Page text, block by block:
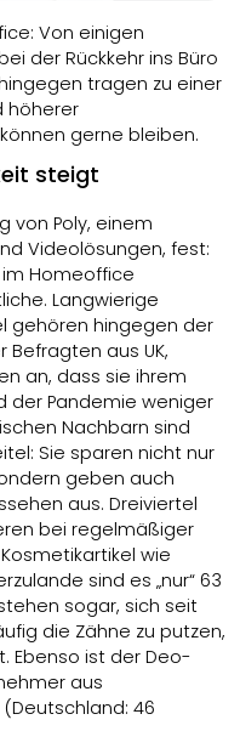
Von einigen
der Rückkehr ins Büro
tragen zu einer
höherer
gerne bleiben.
steigt
von Poly, einem
Videolösungen, fest:
Homeoffice
Langwierige
gehören hingegen der
Befragten aus UK,
an, dass sie ihrem
der Pandemie weniger
Nachbarn sind
Sie sparen nicht nur
geben auch
aus. Dreiviertel
bei regelmäßiger
wie
sind es „nur“ 63
sogar, sich seit
die Zähne zu putzen,
Ebenso ist der Deo-
aus
46